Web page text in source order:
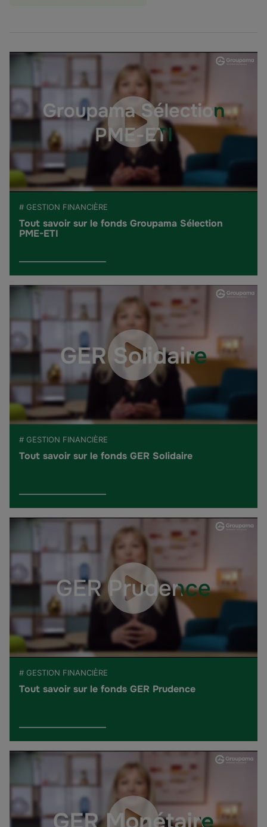
# GESTION FINANCIÈRE
Tout savoir sur le fonds Groupama Sélection
PME-ETI
# GESTION FINANCIÈRE
Tout savoir sur le fonds GER Solidaire
# GESTION FINANCIÈRE
Tout savoir sur le fonds GER Prudence